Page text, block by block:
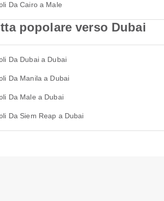
Da Cairo a Male
popolare verso Dubai
Da Dubai a Dubai
Da Manila a Dubai
Da Male a Dubai
Da Siem Reap a Dubai